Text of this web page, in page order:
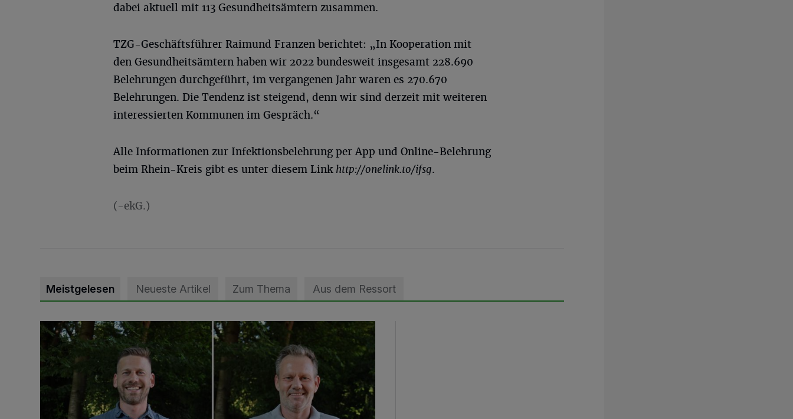
dabei aktuell mit 113 Gesundheitsämtern zusammen.
TZG-Geschäftsführer Raimund Franzen berichtet: „In Kooperation mit
den Gesundheitsämtern haben wir 2022 bundesweit insgesamt 228.690
Belehrungen durchgeführt, im vergangenen Jahr waren es 270.670
Belehrungen. Die Tendenz ist steigend, denn wir sind derzeit mit weiteren
interessierten Kommunen im Gespräch.“
Alle Informationen zur Infektionsbelehrung per App und Online-Belehrung
beim Rhein-Kreis gibt es unter diesem Link http://onelink.to/ifsg.
(-ekG.)
Meistgelesen Neueste Artikel Zum Thema Aus dem Ressort
Jubiläumsausgabe des Traditions-Tennisturniers